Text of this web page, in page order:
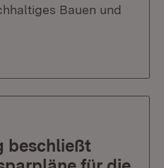
Bauen und
beschließt